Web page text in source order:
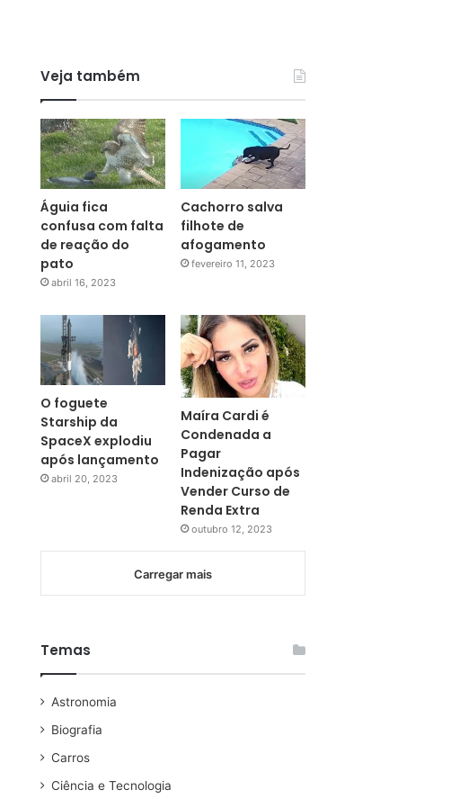
Veja também
Águia fica
confusa com falta
de reação do
pato
abril 16, 2023
Cachorro salva
filhote de
afogamento
fevereiro 11, 2023
O foguete
Starship da
SpaceX explodiu
após lançamento
abril 20, 2023
Maíra Cardi é
Condenada a
Pagar
Indenização após
Vender Curso de
Renda Extra
outubro 12, 2023
Carregar mais
Temas
Astronomia
Biografia
Carros
Ciência e Tecnologia